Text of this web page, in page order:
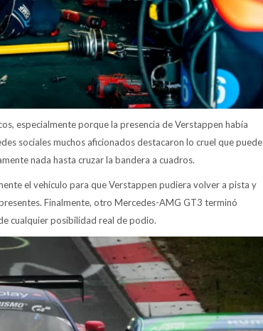
especialmente porque la presencia de Verstappen había
sociales muchos aficionados destacaron lo cruel que puede
nada hasta cruzar la bandera a cuadros.
el vehículo para que Verstappen pudiera volver a pista y
Finalmente, otro Mercedes-AMG GT3 terminó
cualquier posibilidad real de podio.